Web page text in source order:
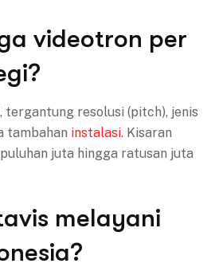
videotron per
resolusi (pitch), jenis
tambahan instalasi. Kisaran
juta hingga ratusan juta
melayani